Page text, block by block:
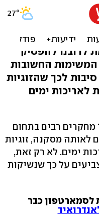
נשיקות מגינות מהתקפי לב: 5
לרובנו להפסיק
המשימות החשובות
בחיינו. לרגל ט"ו באב הנה 5 סיבות לכך שהזוגיות
לאריכות ימים
מחקרים רבים בתחום
לאותה מסקנה, זוגיות
ימים. לא רק זאת,
על כך שנשיקות
לסמארטפון כבר